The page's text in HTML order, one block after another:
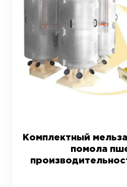
Комплектный
помола